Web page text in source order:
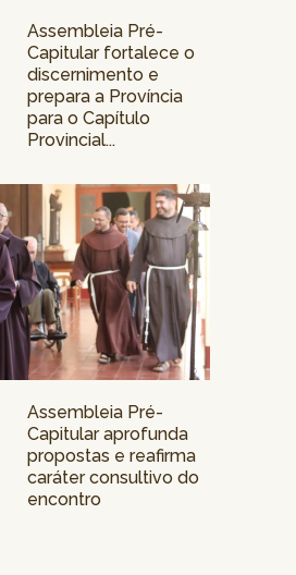
Assembleia Pré-
Capitular fortalece o
discernimento e
prepara a Província
para o Capítulo
Provincial...
Assembleia Pré-
Capitular aprofunda
propostas e reafirma
caráter consultivo do
encontro